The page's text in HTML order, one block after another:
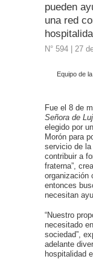
pueden
una red
N° 594 | 27
Equipo de
Fue el 8 de
Señora de
elegido por
Morón para
servicio de
contribuir a
fraterna”,
organización
entonces
necesitan
“Nuestro
necesitado
sociedad”,
adelante
hospitalidad